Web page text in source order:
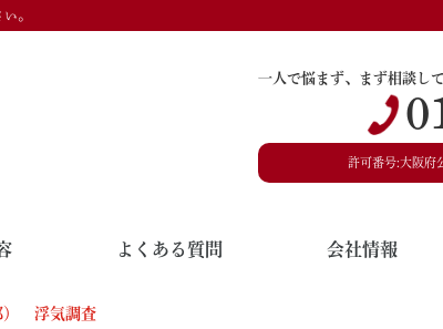
。
一人で悩まず、まず相談して
許可番号:大阪府
よくある質問 会社情報
） 浮気調査